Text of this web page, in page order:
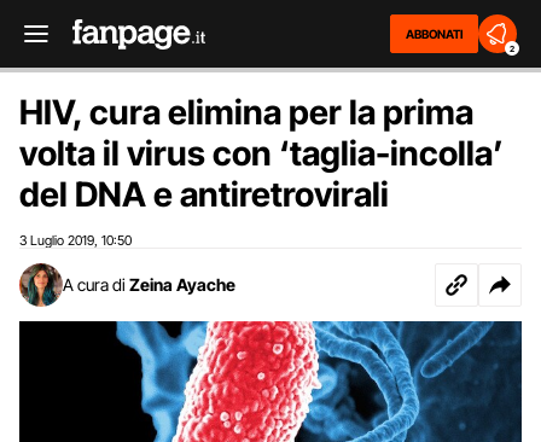
ABBONATI
2
HIV, cura elimina per la prima
volta il virus con ‘taglia-incolla’
del DNA e antiretrovirali
3 Luglio 2019 10:50
A cura di Zeina Ayache